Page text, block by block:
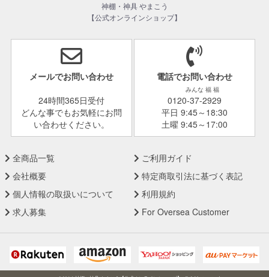
神棚・神具 やまこう
【公式オンラインショップ】
メールでお問い合わせ
24時間365日受付
どんな事でもお気軽にお問
い合わせください。
電話でお問い合わせ
みんな 福 福
0120-37-2929
平日 9:45～18:30
土曜 9:45～17:00
全商品一覧
ご利用ガイド
会社概要
特定商取引法に基づく表記
個人情報の取扱いについて
利用規約
求人募集
For Oversea Customer